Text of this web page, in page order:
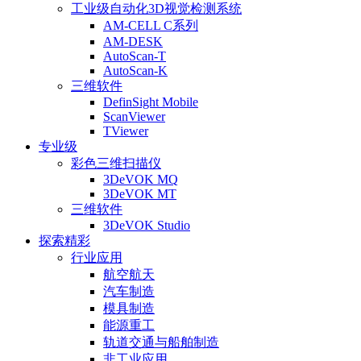
工业级自动化3D视觉检测系统
AM-CELL C系列
AM-DESK
AutoScan-T
AutoScan-K
三维软件
DefinSight Mobile
ScanViewer
TViewer
专业级
彩色三维扫描仪
3DeVOK MQ
3DeVOK MT
三维软件
3DeVOK Studio
探索精彩
行业应用
航空航天
汽车制造
模具制造
能源重工
轨道交通与船舶制造